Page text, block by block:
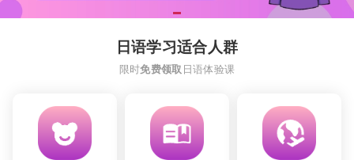
日语学习适合人群
限时免费领取 日语体验课